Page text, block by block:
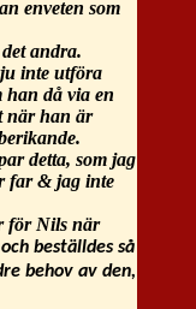
enveten som
andra.
inte utföra
han då via en
när han är
detta, som jag
far & jag inte
för Nils när
beställdes så
behov av den,